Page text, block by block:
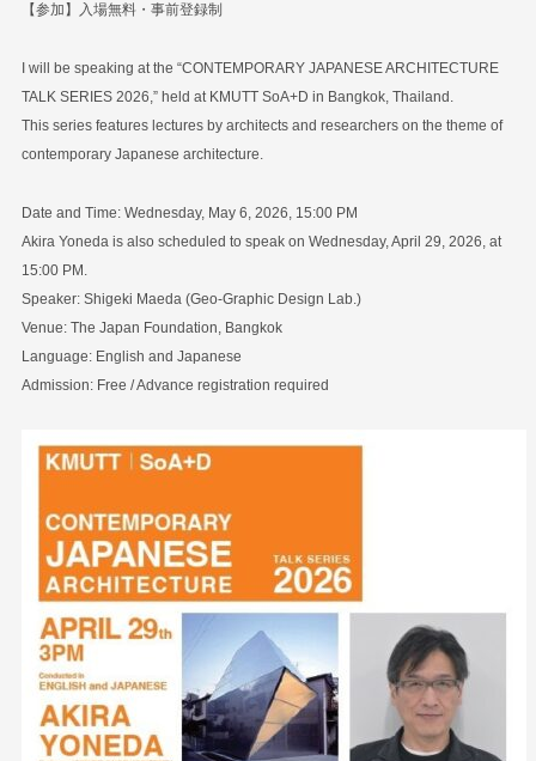
【参加】入場無料・事前登録制
I will be speaking at the “CONTEMPORARY JAPANESE ARCHITECTURE
TALK SERIES 2026,” held at KMUTT SoA+D in Bangkok, Thailand.
This series features lectures by architects and researchers on the theme of
contemporary Japanese architecture.
Date and Time:Wednesday, May 6, 2026, 15:00 PM
Akira Yoneda is also scheduled to speak on Wednesday, April 29, 2026, at
15:00 PM.
Speaker:Shigeki Maeda (Geo-Graphic Design Lab.)
Venue:The Japan Foundation, Bangkok
Language:English and Japanese
Admission:Free / Advance registration required